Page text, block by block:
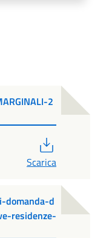
2
Scarica
domanda-d
residenze-